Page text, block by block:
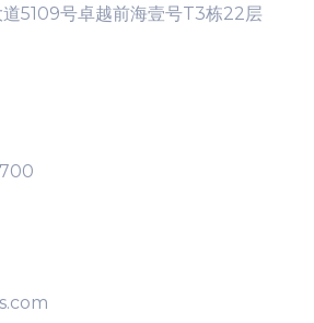
5109号卓越前海壹号T3栋22层